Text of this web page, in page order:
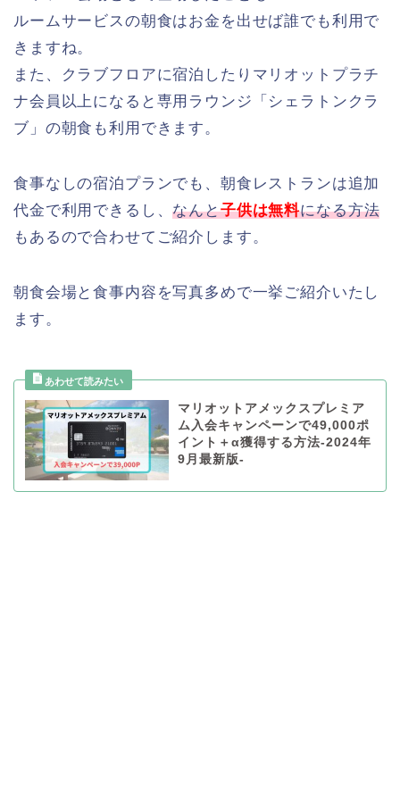
ルームサービスの朝食はお金を出せば誰でも利用で
きますね。
また、クラブフロアに宿泊したりマリオットプラチ
ナ会員以上になると専用ラウンジ「シェラトンクラ
ブ」の朝食も利用できます。
食事なしの宿泊プランでも、朝食レストランは追加
代金で利用できるし、なんと子供は無料になる方法
もあるので合わせてご紹介します。
朝食会場と食事内容を写真多めで一挙ご紹介いたし
ます。
マリオットアメックスプレミア
ム入会キャンペーンで49,000ポ
イント＋α獲得する方法-2024年
9月最新版-